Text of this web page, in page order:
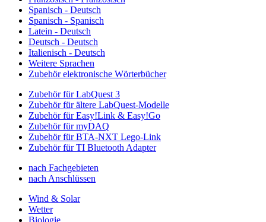
Spanisch - Deutsch
Spanisch - Spanisch
Latein - Deutsch
Deutsch - Deutsch
Italienisch - Deutsch
Weitere Sprachen
Zubehör elektronische Wörterbücher
Zubehör für LabQuest 3
Zubehör für ältere LabQuest-Modelle
Zubehör für Easy!Link & Easy!Go
Zubehör für myDAQ
Zubehör für BTA-NXT Lego-Link
Zubehör für TI Bluetooth Adapter
nach Fachgebieten
nach Anschlüssen
Wind & Solar
Wetter
Biologie